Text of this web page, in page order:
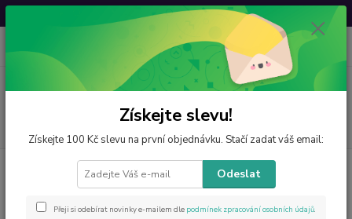
Svatovavřinecká sleva: 20 % s kódemVAVRINEC20
Menu
CZK 0
za
Surové minerály
Smaragd přírodní kámen – 215 g
- 37 %
Získejte slevu!
Získejte 100 Kč slevu na první objednávku. Stačí zadat váš email:
Odeslat
Přeji si odebírat novinky e-mailem dle podmínek zpracování osobních údajů.